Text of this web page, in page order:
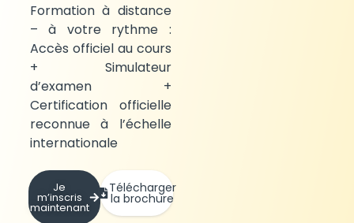
Formation à distance
– à votre rythme :
Accès officiel au cours
+ Simulateur
d’examen +
Certification officielle
reconnue à l’échelle
internationale
Je
m’inscris
maintenant
Télécharger
la brochure